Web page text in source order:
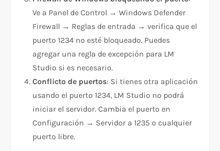
Ve a Panel de Control → Windows Defender
Firewall → Reglas de entrada → verifica que el
puerto 1234 no esté bloqueado. Puedes
agregar una regla de excepción para LM
Studio si es necesario.
Conflicto de puertos: Si tienes otra aplicación
usando el puerto 1234, LM Studio no podrá
iniciar el servidor. Cambia el puerto en
Configuración → Servidor a 1235 o cualquier
puerto libre.